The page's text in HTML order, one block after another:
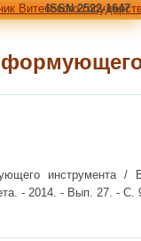
Витебского
ISSN 2522-1647
инструмента /
- 2014. - Вып. 27. -